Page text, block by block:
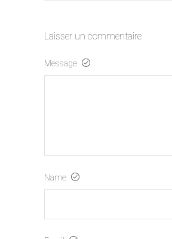
Laisser un commentaire
Message
Name